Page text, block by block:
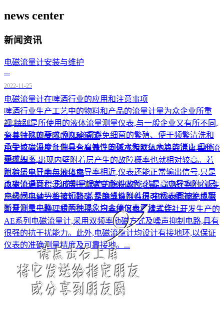
news center
新闻资讯
电磁流量计安装与维护
...
2022-11-25
电磁流量计在啤酒行业的应用和注意事项
​啤酒行业生产工艺中的物料和产品的流量计量为众企业所重
视,特别是所使用的液体流量测量仪表,与一般企业又有所不同,
有其特殊的要求,例如必须避免细菌的繁殖、便于频繁清洗和
承受较高温度条件具有腐蚀性的碱水和双氧水等的消毒,具体
要求如下...
2022-01-19
流量计出现故障的几种原因
由于电磁流量计测量含有悬浮固体或污脏体的机会远比其他流
量仪表多,出现内壁附着层产生的故障概率也就相对较高。若
附着层电导率与液体电导率相近,仪表还能正常输出信号,只是
改变流通面积,形成测量误差的隐性故障;若是高电导率附着层,
电极间电动势将被短路;若是绝缘性附着层,电极表面被绝缘而
断开测量电路。后两种现象均会使仪表无法工作。...
2022-01-19
电磁流量计的接地措施
电磁流量计广泛地用于测量导电液体的流量。造纸行业工业生
产经常接触一些诸如硫酸,盐酸等腐蚀性很强的液相流体,电磁
流量计是一种理想的选择。日本横河电机株式会社开发生产的
AE系列电磁流量计,采用双频率励磁方式及噪声抑制电路,具有
很强的抗干扰能力。此外,电磁流量计均设计有接地环,以保证
仪表的准确测量精度及可靠接地。...
2022-01-12